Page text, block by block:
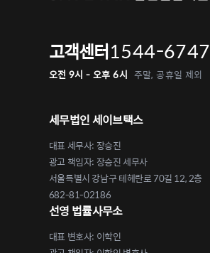
고객센터1544-6747
오전 9시 - 오후 6시 주말, 공휴일 제외
세무법인 세이브택스
대표 세무사: 장승진
광고 책임자: 장승진 세무사
서울특별시 강남구 테헤란로 70길 12, 2층
682-81-02186
선영 법률사무소
대표 변호사: 이학인